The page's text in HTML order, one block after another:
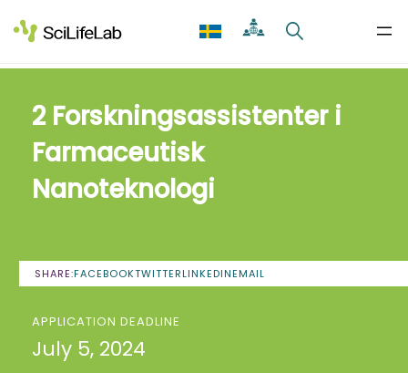
to
content
2 Forskningsassistenter i
Farmaceutisk
Nanoteknologi
SHARE:FACEBOOKTWITTERLINKEDINEMAIL
APPLICATION DEADLINE
July 5, 2024